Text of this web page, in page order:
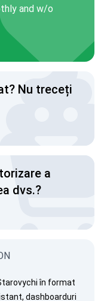
and w/o
Nu treceți
a
dvs.?
în format
dashboarduri